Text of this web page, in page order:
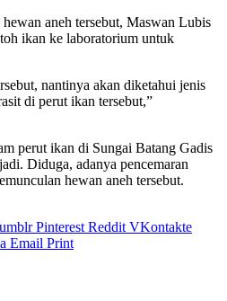
aneh tersebut, Maswan Lubis
ikan ke laboratorium untuk
nantinya akan diketahui jenis
di perut ikan tersebut,”
perut ikan di Sungai Batang Gadis
Diduga, adanya pencemaran
hewan aneh tersebut.
Pinterest Reddit VKontakte
Email Print